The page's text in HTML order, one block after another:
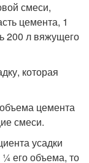
смеси,
цемента, 1
200 л вяжущего
которая
цемента
смеси.
усадки
его объема, то